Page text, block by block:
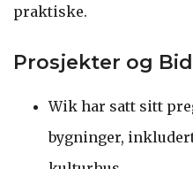
praktiske.
Prosjekter og
Wik har satt sitt
bygninger,